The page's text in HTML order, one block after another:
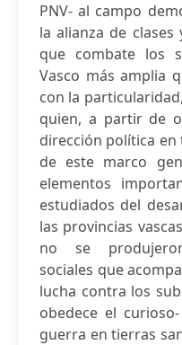
PNV- al campo
la alianza de
que combate los
Vasco más amplia
con la
quien, a partir de
dirección política
de este marco
elementos
estudiados del
las provincias
no se
sociales que
lucha contra los
obedece el
guerra en tierras